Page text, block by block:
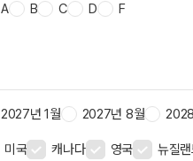
A B C D F
2027년 1월 2027년 8월
미국 캐나다 영국 뉴질